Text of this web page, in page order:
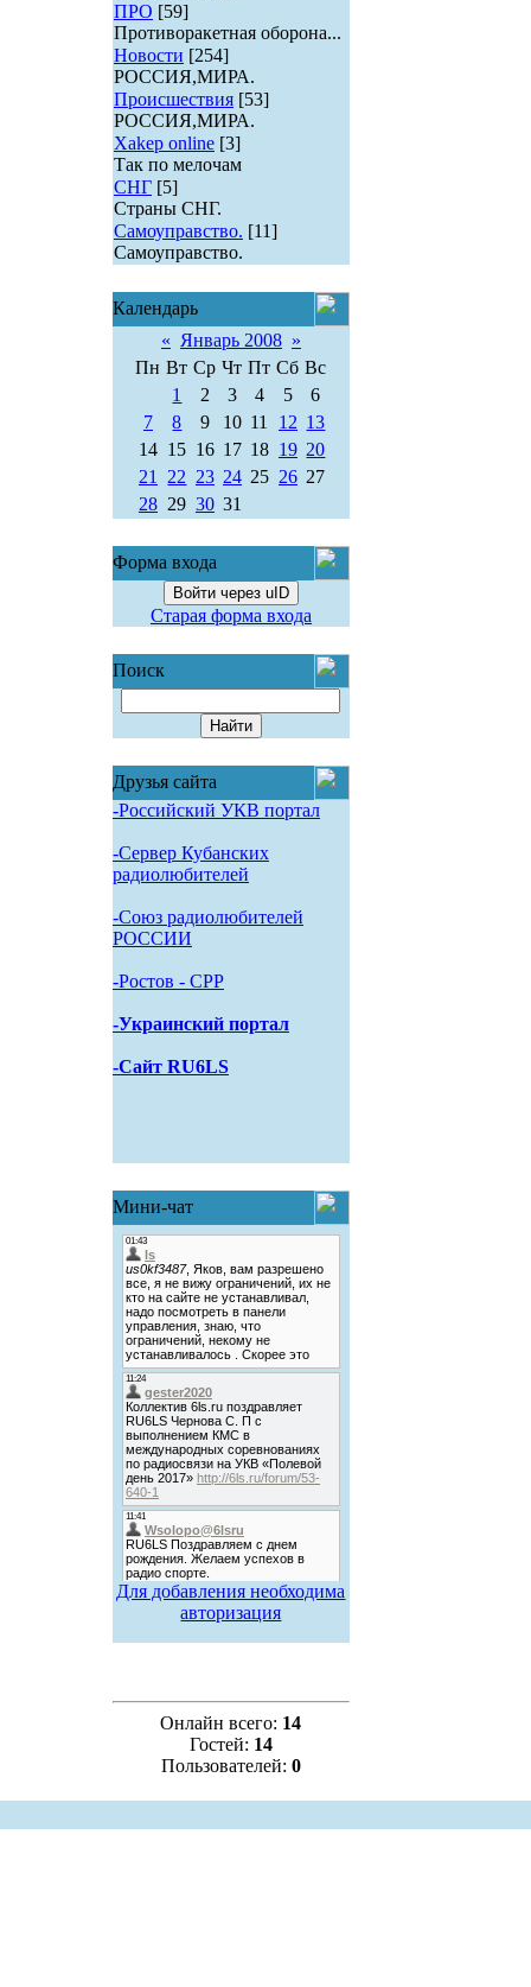
ПРО [59]
Противоракетная оборона...
Новости [254]
РОССИЯ,МИРА.
Происшествия [53]
РОССИЯ,МИРА.
Xakep online [3]
Так по мелочам
СНГ [5]
Страны СНГ.
Самоуправство. [11]
Самоуправство.
Календарь
« Январь 2008 »
Пн Вт Ср Чт Пт Сб Вс
1
2 3 4 5
6
7
8 9 10 11 12 13
14 15 16 17 18 19 20
21
22 23 24 25 26 27
28 29 30 31
Форма входа
Войти через uID
Старая форма входа
Поиск
Друзья сайта
-Российский УКВ портал
-Сервер Кубанских
радиолюбителей
-Союз радиолюбителей
РОССИИ
-Pостов - CPP
-Украинский портал
-Сайт RU6LS
Мини-чат
Для добавления необходима
авторизация
Онлайн всего: 14
Гостей: 14
Пользователей: 0